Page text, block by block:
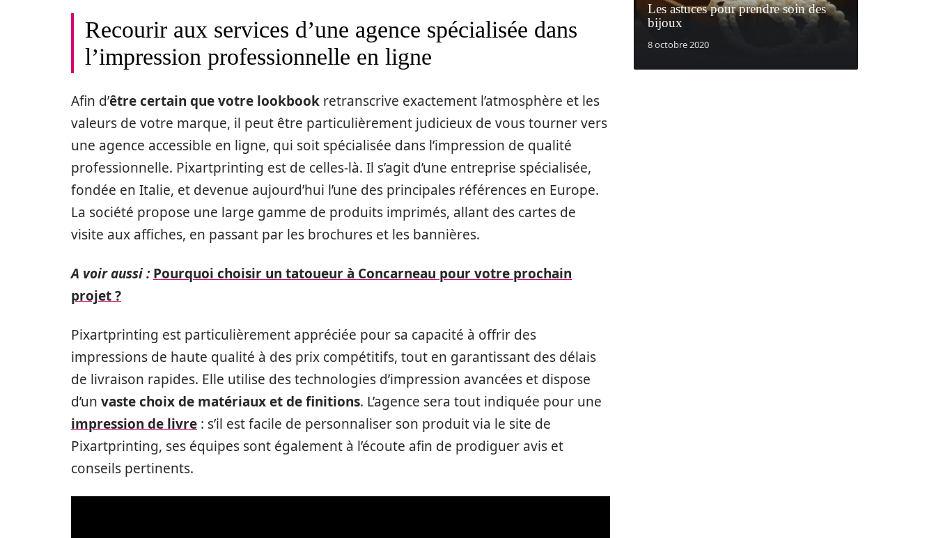
Recourir aux services d’une agence spécialisée dans
l’impression professionnelle en ligne
Afin d’être certain que votre lookbook retranscrive exactement l’atmosphère et les
valeurs de votre marque, il peut être particulièrement judicieux de vous tourner vers
une agence accessible en ligne, qui soit spécialisée dans l’impression de qualité
professionnelle. Pixartprinting est de celles-là. Il s’agit d’une entreprise spécialisée,
fondée en Italie, et devenue aujourd’hui l’une des principales références en Europe.
La société propose une large gamme de produits imprimés, allant des cartes de
visite aux affiches, en passant par les brochures et les bannières.
A voir aussi : Pourquoi choisir un tatoueur à Concarneau pour votre prochain
projet ?
Pixartprinting est particulièrement appréciée pour sa capacité à offrir des
impressions de haute qualité à des prix compétitifs, tout en garantissant des délais
de livraison rapides. Elle utilise des technologies d’impression avancées et dispose
d’un vaste choix de matériaux et de finitions. L’agence sera tout indiquée pour une
impression de livre : s’il est facile de personnaliser son produit via le site de
Pixartprinting, ses équipes sont également à l’écoute afin de prodiguer avis et
conseils pertinents.
Les astuces pour prendre soin des
bijoux
8 octobre 2020